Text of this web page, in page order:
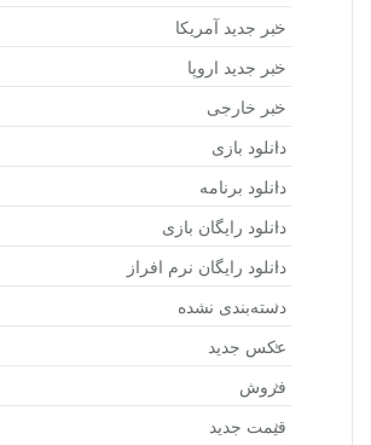
خبر جدید آمریکا
خبر جدید اروپا
خبر خارجی
دانلود بازی
دانلود برنامه
دانلود رایگان بازی
دانلود رایگان نرم افراز
دسته‌بندی نشده
عکس جدید
فروش
قیمت جدید